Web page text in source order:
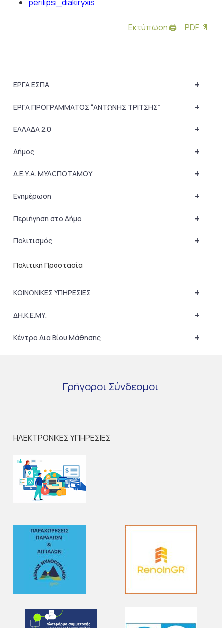
perilipsi_diakiryxis
Εκτύπωση 🖨 PDF 📄
+
ΕΡΓΑ ΕΣΠΑ
+
ΕΡΓΑ ΠΡΟΓΡΑΜΜΑΤΟΣ “ΑΝΤΩΝΗΣ ΤΡΙΤΣΗΣ”
+
ΕΛΛΑΔΑ 2.0
+
Δήμος
+
Δ.Ε.Υ.Α. ΜΥΛΟΠΟΤΑΜΟΥ
+
Ενημέρωση
+
Περιήγηση στο Δήμο
+
Πολιτισμός
Πολιτική Προστασία
+
ΚΟΙΝΩΝΙΚΕΣ ΥΠΗΡΕΣΙΕΣ
+
ΔΗ.Κ.Ε.ΜΥ.
+
Κέντρο Δια Βίου Μάθησης
Γρήγοροι Σύνδεσμοι
ΗΛΕΚΤΡΟΝΙΚΕΣ ΥΠΗΡΕΣΙΕΣ